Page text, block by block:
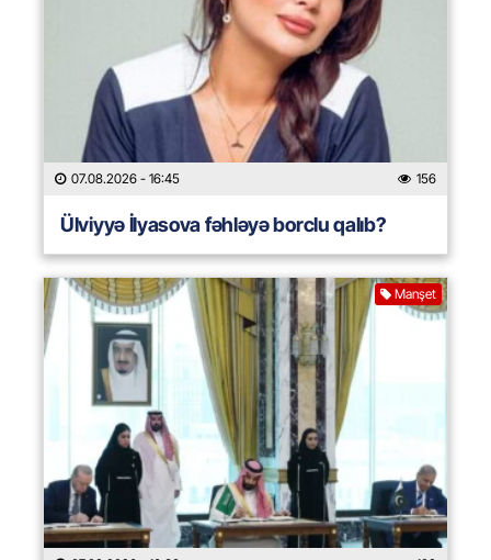
07.08.2026 - 16:45 156
Ülviyyə İlyasova fəhləyə borclu qalıb?
Manşet